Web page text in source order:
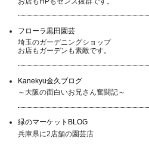
フローラ黒田園芸
埼玉のガーデニングショップ
お店もガーデンも素敵です。
Kanekyu金久ブログ
～大阪の面白いお兄さん奮闘記～
緑のマーケットBLOG
兵庫県に2店舗の園芸店